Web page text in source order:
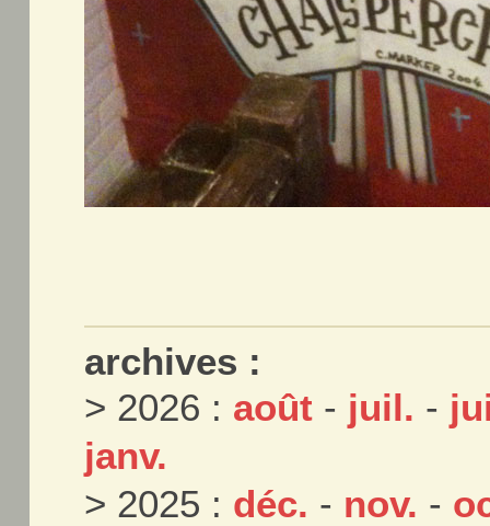
archives :
> 2026 : août - juil. -
janv.
> 2025 : déc. - nov. -